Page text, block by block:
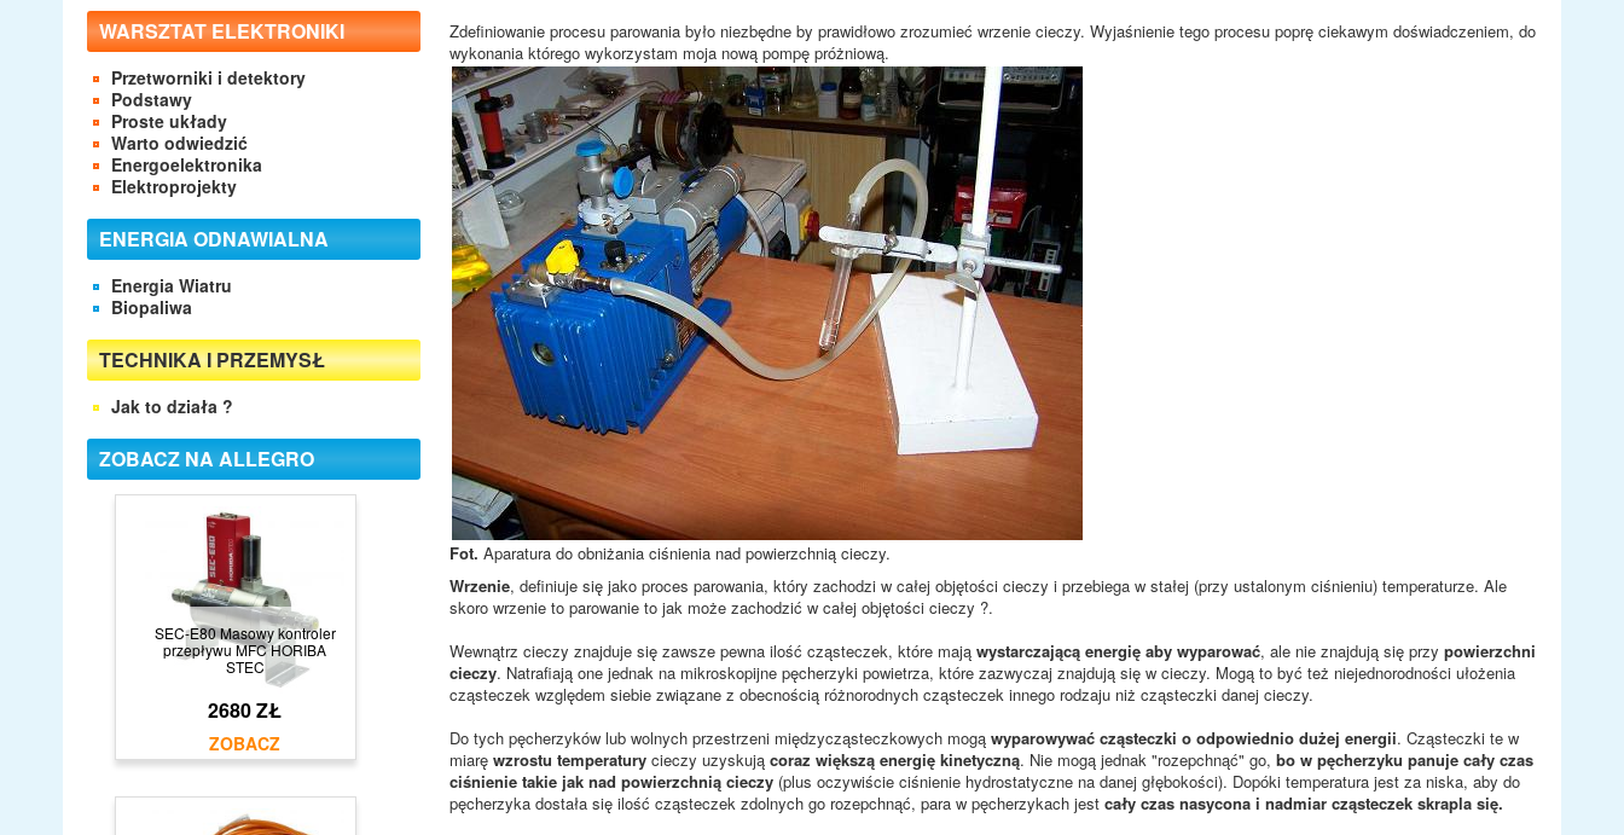
WARSZTAT ELEKTRONIKI
Przetworniki i detektory
Podstawy
Proste układy
Warto odwiedzić
Energoelektronika
Elektroprojekty
ENERGIA ODNAWIALNA
Energia Wiatru
Biopaliwa
TECHNIKA I PRZEMYSŁ
Jak to działa ?
ZOBACZ NA ALLEGRO
SEC-E80 Masowy kontroler
przepływu MFC HORIBA
STEC
2680 ZŁ
Zdefiniowanie procesu parowania było niezbędne by prawidłowo zrozumieć wrzenie cieczy. Wyjaśnienie tego procesu poprę ciekawym doświadczeniem, do
wykonania którego wykorzystam moja nową pompę próżniową.
Fot. Aparatura do obniżania ciśnienia nad powierzchnią cieczy.
Wrzenie, definiuje się jako proces parowania, który zachodzi w całej objętości cieczy i przebiega w stałej (przy ustalonym ciśnieniu) temperaturze. Ale
skoro wrzenie to parowanie to jak może zachodzić w całej objętości cieczy ?.
Wewnątrz cieczy znajduje się zawsze pewna ilość cząsteczek, które mają wystarczającą energię aby wyparować, ale nie znajdują się przy powierzchni
cieczy. Natrafiają one jednak na mikroskopijne pęcherzyki powietrza, które zazwyczaj znajdują się w cieczy. Mogą to być też niejednorodności ułożenia
cząsteczek względem siebie związane z obecnością różnorodnych cząsteczek innego rodzaju niż cząsteczki danej cieczy.
Do tych pęcherzyków lub wolnych przestrzeni międzycząsteczkowych mogą wyparowywać cząsteczki o odpowiednio dużej energii. Cząsteczki te w
miarę wzrostu temperatury cieczy uzyskują coraz większą energię kinetyczną. Nie mogą jednak "rozepchnąć" go, bo w pęcherzyku panuje cały czas
ciśnienie takie jak nad powierzchnią cieczy (plus oczywiście ciśnienie hydrostatyczne na danej głębokości). Dopóki temperatura jest za niska, aby do
pęcherzyka dostała się ilość cząsteczek zdolnych go rozepchnąć, para w pęcherzykach jest cały czas nasycona i nadmiar cząsteczek skrapla się.